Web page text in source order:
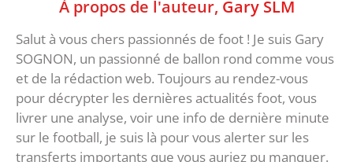
À propos de l'auteur, Gary SLM
Salut à vous chers passionnés de foot ! Je suis Gary
SOGNON, un passionné de ballon rond comme vous
et de la rédaction web. Toujours au rendez-vous
pour décrypter les dernières actualités foot, vous
livrer une analyse, voir une info de dernière minute
sur le football, je suis là pour vous alerter sur les
transferts importants que vous auriez pu manquer.